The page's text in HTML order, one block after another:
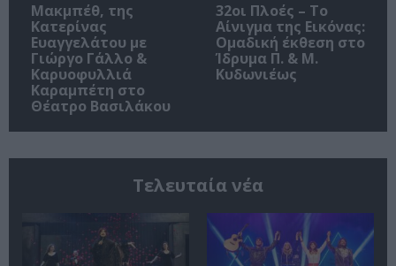
Μακμπέθ, της
Κατερίνας
Ευαγγελάτου με
Γιώργο Γάλλο &
Καρυοφυλλιά
Καραμπέτη στο
Θέατρο Βασιλάκου
32οι Πλοές – Το
Αίνιγμα της Εικόνας:
Ομαδική έκθεση στο
Ίδρυμα Π. & Μ.
Κυδωνιέως
Τελευταία νέα